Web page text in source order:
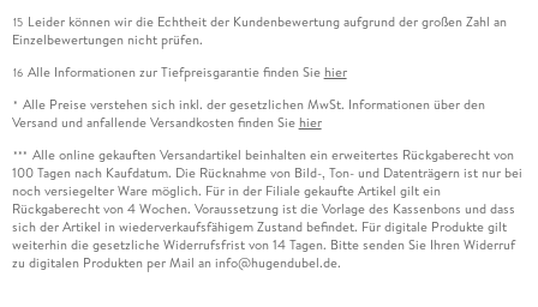
15 Leider können wir die Echtheit der Kundenbewertung aufgrund der großen Zahl an
Einzelbewertungen nicht prüfen.
16 Alle Informationen zur Tiefpreisgarantie finden Sie hier
* Alle Preise verstehen sich inkl. der gesetzlichen MwSt. Informationen über den
Versand und anfallende Versandkosten finden Sie hier
*** Alle online gekauften Versandartikel beinhalten ein erweitertes Rückgaberecht von
100 Tagen nach Kaufdatum. Die Rücknahme von Bild-, Ton- und Datenträgern ist nur bei
noch versiegelter Ware möglich. Für in der Filiale gekaufte Artikel gilt ein
Rückgaberecht von 4 Wochen. Voraussetzung ist die Vorlage des Kassenbons und dass
sich der Artikel in wiederverkaufsfähigem Zustand befindet. Für digitale Produkte gilt
weiterhin die gesetzliche Widerrufsfrist von 14 Tagen. Bitte senden Sie Ihren Widerruf
zu digitalen Produkten per Mail an info@hugendubel.de.